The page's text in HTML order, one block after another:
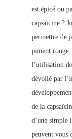
est épicé ou
capsaïcine ?
permettre de
piment
l’utilisation
dévoilé par
de la
d’une simple
peuvent vous